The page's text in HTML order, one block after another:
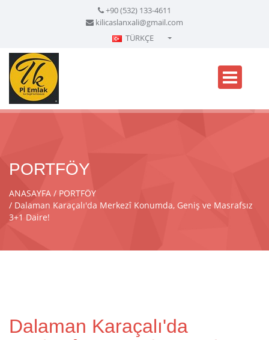
+90 (532) 133-4611
kilicaslanxali@gmail.com
TÜRKÇE
PORTFÖY
ANASAYFA
PORTFÖY
Dalaman Karaçalı'da Merkezî Konumda, Geniş ve Masrafsız
3+1 Daire!
Dalaman Karaçalı'da